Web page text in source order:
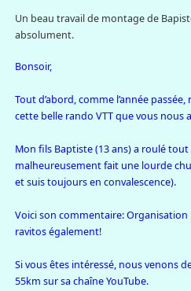
Un beau travail de montage de
absolument.
Bonsoir,
Tout d’abord, comme l’année
cette belle rando VTT que vous nous
Mon fils Baptiste (13 ans) a roulé tout
malheureusement fait une lourde
et suis toujours en convalescence).
Voici son commentaire: Organisation
ravitos également!
Si vous êtes intéressé, nous venons
55km sur sa chaîne YouTube.